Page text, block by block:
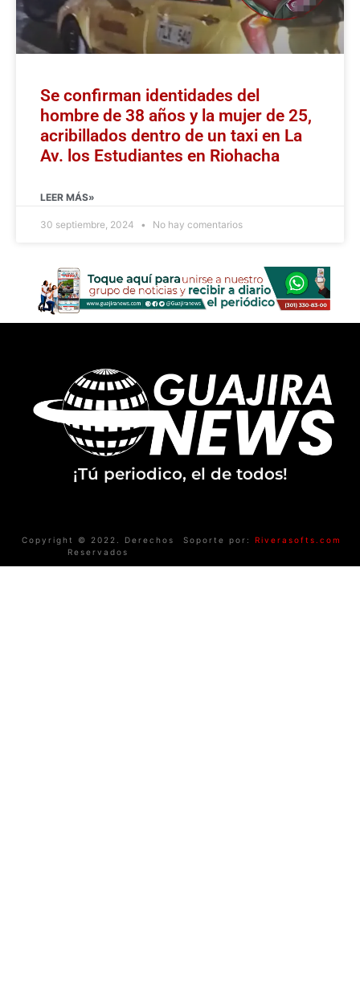
Se confirman identidades del
hombre de 38 años y la mujer de 25,
acribillados dentro de un taxi en La
Av. los Estudiantes en Riohacha
LEER MÁS»
30 septiembre, 2024 No hay comentarios
¡Tú periodico, el de todos!
Copyright © 2022. Derechos
Reservados
Soporte por: Riverasofts.com